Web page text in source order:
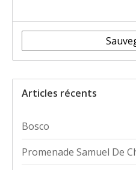
Articles récents
Bosco
Promenade Samuel De